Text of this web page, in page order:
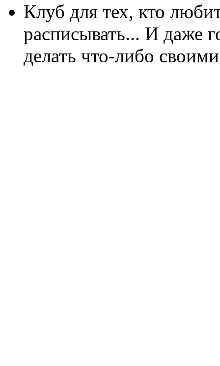
Клуб для тех, кто
расписывать... И даже
делать что-либо